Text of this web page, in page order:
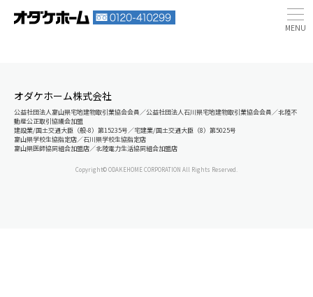
オダケホーム株式会社
公益社団法人富山県宅地建物取引業協会会員／公益社団法人石川県宅地建物取引業協会会員／北陸不
動産公正取引協議会加盟
建設業/国土交通大臣（般-8）第15235号／宅建業/国土交通大臣（8）第5025号
富山県学校生協指定店／石川県学校生協指定店
富山県医師協同組合加盟店／北陸電力生活協同組合加盟店
Copyright© ODAKEHOME CORPORATION All Rights Reserved.